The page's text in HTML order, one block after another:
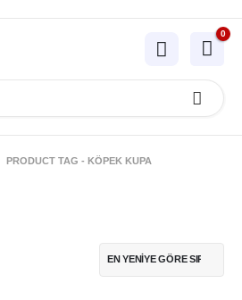
0
PRODUCT TAG - KÖPEK KUPA